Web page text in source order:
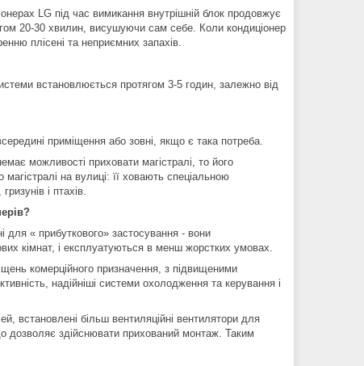
LG під час вимикання внутрішній блок продовжує
20-30 хвилин, висушуючи сам себе. Коли кондиціонер
плісені та неприємних запахів.
встановлюється протягом 3-5 годин, залежно від
приміщення або зовні, якщо є така потреба.
можливості приховати магістралі, то його
на вулиці: її ховають спеціальною
і птахів.
для « прибуткового» застосування - вони
кімнат, і експлуатуються в менш жорстких умовах.
комерційного призначення, з підвищеними
надійніші системи охолодження та керування і
встановлені більш вентиляційні вентилятори для
дозволяє здійснювати прихований монтаж. Таким